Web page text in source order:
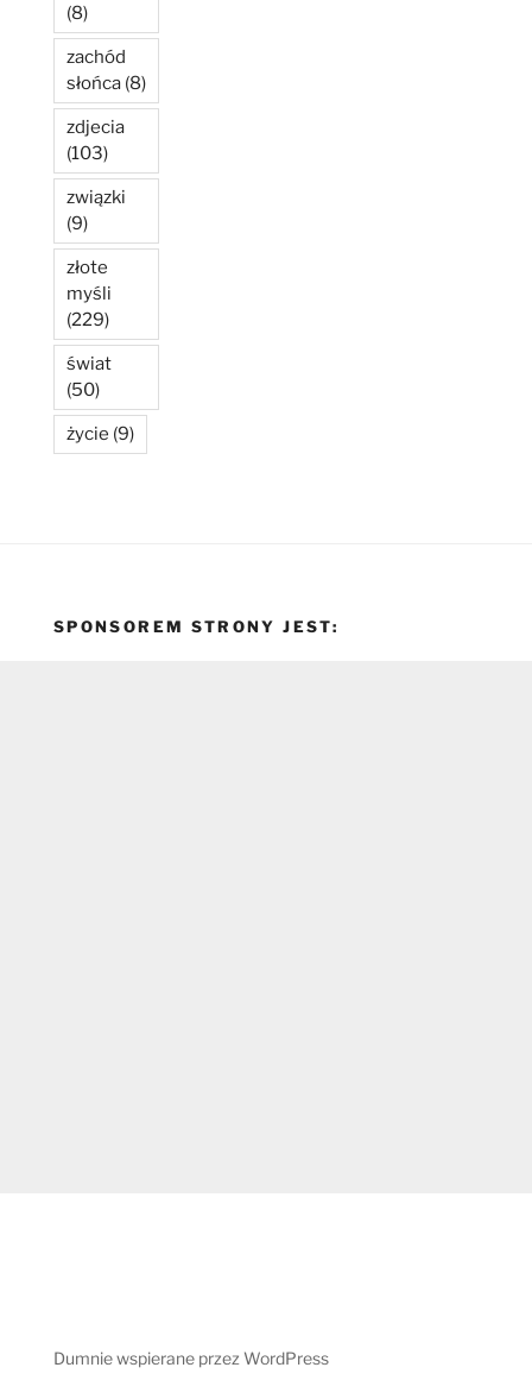
(8)
zachód
słońca (8)
zdjecia
(103)
związki
(9)
złote
myśli
(229)
świat
(50)
życie (9)
SPONSOREM STRONY JEST:
Dumnie wspierane przez WordPress